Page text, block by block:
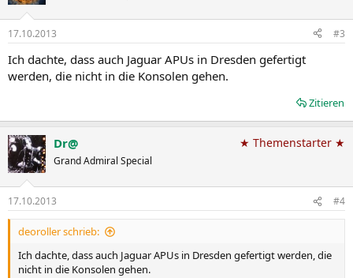
17.10.2013 #3
Ich dachte, dass auch Jaguar APUs in Dresden gefertigt
werden, die nicht in die Konsolen gehen.
Zitieren
Dr@
Grand Admiral Special
★ Themenstarter ★
17.10.2013 #4
deoroller schrieb:
Ich dachte, dass auch Jaguar APUs in Dresden gefertigt werden, die
nicht in die Konsolen gehen.